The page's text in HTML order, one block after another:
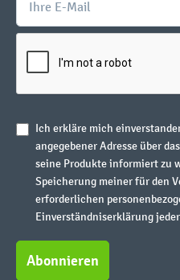
Ich erkläre mich
angegebener Adresse über
seine Produkte informiert zu
Speicherung meiner für den
erforderlichen
Einverständniserklärung
Abonnieren